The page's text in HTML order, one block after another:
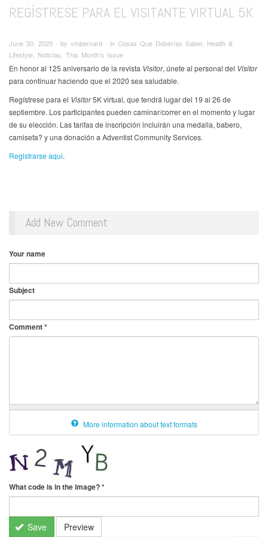
REGÍSTRESE PARA EL VISITANTE VIRTUAL 5K
June 30, 2020 ∙ by vmbernard ∙ in Cosas Que Deberías Saber, Health &
Lifestyle, Noticias, This Month's Issue
En honor al 125 aniversario de la revista Visitor, únete al personal del Visitor
para continuar haciendo que el 2020 sea saludable.
Regístrese para el Visitor5K virtual, que tendrá lugar del 19 al 26 de
septiembre. Los participantes pueden caminar/correr en el momento y lugar
de su elección. Las tarifas de inscripción incluirán una medalla, babero,
camiseta? y una donación a Adventist Community Services.
Registrarse aqui.
Add New Comment
Your name
Subject
Comment*
More information about text formats
What code is in the image?*
Save Preview